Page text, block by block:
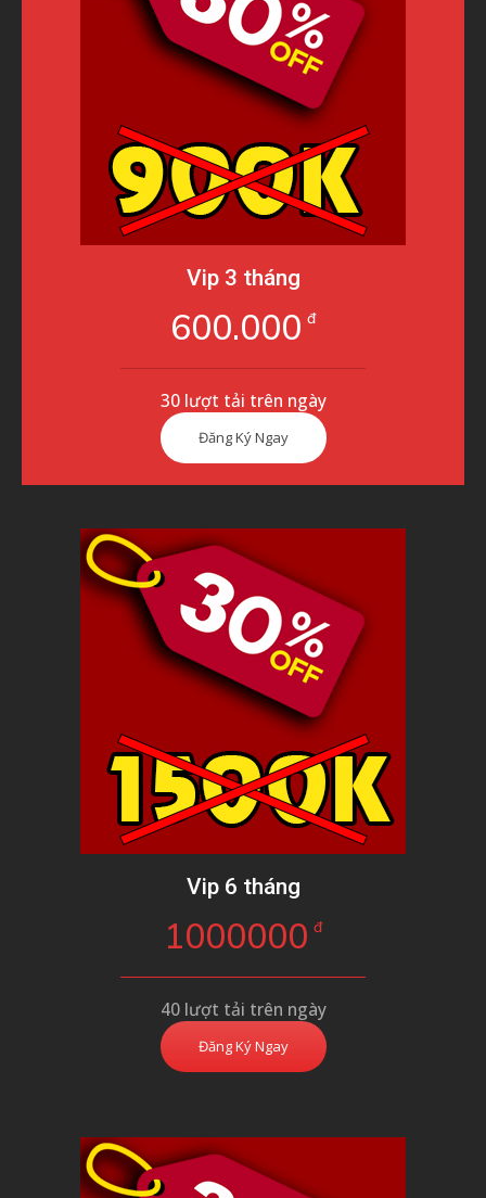
Vip 3 tháng
600.000 đ
30 lượt tải trên ngày
Đăng Ký Ngay
Vip 6 tháng
1000000 đ
40 lượt tải trên ngày
Đăng Ký Ngay